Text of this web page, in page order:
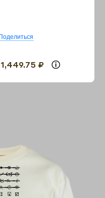
Поделиться
₽